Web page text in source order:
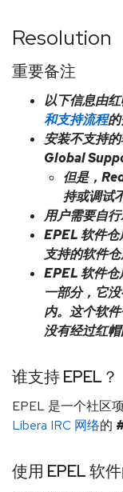
Resolution
重要备注
以下信息由
和支持流程的
安装不支持
Global
但是，
持或调试
用户需要自
EPEL 软件
支持的软件仓
EPEL 软件
一部分，它
内。这个软
没有经过红帽
谁支持 EPEL？
EPEL 是一个社区
Libera IRC 网络的
使用 EPEL 软